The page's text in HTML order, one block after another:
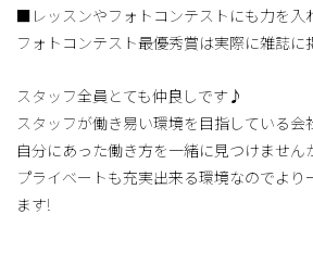
■レッスンやフォトコンテストにも力を入
フォトコンテスト最優秀賞は実際に雑誌
スタッフ全員とても仲良しです♪
スタッフが働き易い環境を目指している会
自分にあった働き方を一緒に見つけません
プライベートも充実出来る環境なのでより
ます!